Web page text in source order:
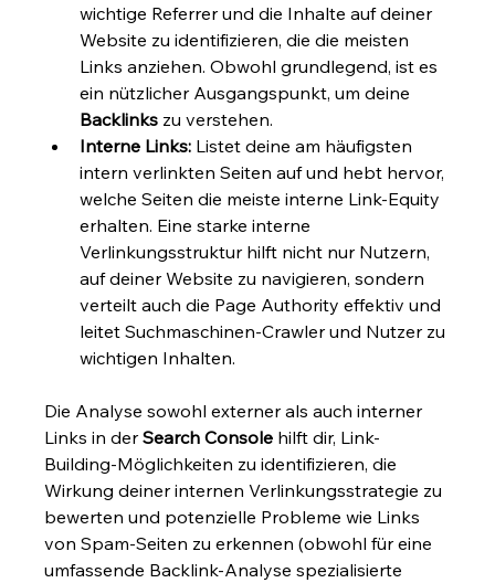
wichtige Referrer und die Inhalte auf deiner
Website zu identifizieren, die die meisten
Links anziehen. Obwohl grundlegend, ist es
ein nützlicher Ausgangspunkt, um deine
Backlinks zu verstehen.
Interne Links: Listet deine am häufigsten
intern verlinkten Seiten auf und hebt hervor,
welche Seiten die meiste interne Link-Equity
erhalten. Eine starke interne
Verlinkungsstruktur hilft nicht nur Nutzern,
auf deiner Website zu navigieren, sondern
verteilt auch die Page Authority effektiv und
leitet Suchmaschinen-Crawler und Nutzer zu
wichtigen Inhalten.
Die Analyse sowohl externer als auch interner
Links in der Search Console hilft dir, Link-
Building-Möglichkeiten zu identifizieren, die
Wirkung deiner internen Verlinkungsstrategie zu
bewerten und potenzielle Probleme wie Links
von Spam-Seiten zu erkennen (obwohl für eine
umfassende Backlink-Analyse spezialisierte